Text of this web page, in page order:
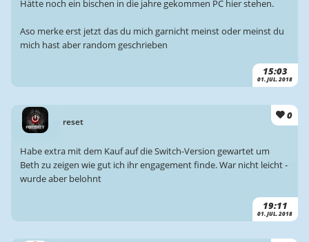
15:03
01. JUL. 2018
Hätte noch ein bischen in die jahre gekommen PC hier stehen.
Aso merke erst jetzt das du mich garnicht meinst oder meinst du
mich hast aber random geschrieben
reset
0
19:11
01. JUL. 2018
Habe extra mit dem Kauf auf die Switch-Version gewartet um
Beth zu zeigen wie gut ich ihr engagement finde. War nicht leicht -
wurde aber belohnt